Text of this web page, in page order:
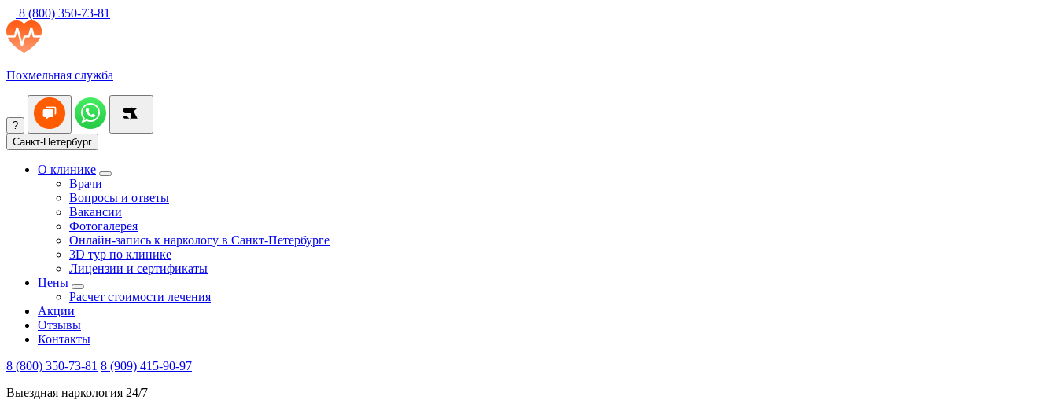
8 (800) 350-73-81
Похмельная служба
?
Санкт-Петербург
О клинике
Врачи
Вопросы и ответы
Вакансии
Фотогалерея
Онлайн-запись к наркологу в Санкт-Петербурге
3D тур по клинике
Лицензии и сертификаты
Цены
Расчет стоимости лечения
Акции
Отзывы
Контакты
8 (800) 350-73-81 8 (909) 415-90-97
Выездная наркология 24/7